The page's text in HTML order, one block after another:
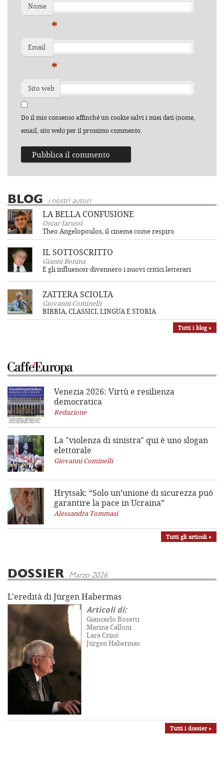
Nome
*
Email
*
Sito web
Do il mio consenso affinché un cookie salvi i miei dati (nome,
email, sito web) per il prossimo commento.
BLOG i nostri autori
LA BELLA CONFUSIONE
Oscar Iarussi
Theo Angelopoulos, il cinema come respiro
IL SOTTOSCRITTO
Gianni Bonina
E gli influencer divennero i nuovi critici letterari
ZATTERA SCIOLTA
Giovanni Cominelli
BIBBIA, CLASSICI, LINGUA E STORIA
Tutti i blog »
Venezia 2026: Virtù e resilienza
democratica
Redazione
La "violenza di sinistra" qui è uno slogan
elettorale
Giovanni Cominelli
Hrytsak: “Solo un’unione di sicurezza può
garantire la pace in Ucraina”
Alessandra Tommasi
Tutti gli articoli »
DOSSIER Marzo 2026
L'eredità di Jürgen Habermas
Articoli di:
Giancarlo Bosetti
Marina Calloni
Lara Crinò
Jürgen Habermas
Tutti i dossier »